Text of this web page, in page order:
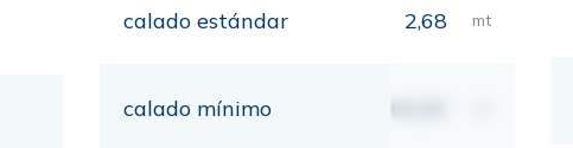
calado estándar 2,68 mt
calado mínimo 00,00